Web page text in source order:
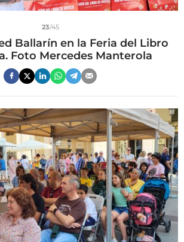
23/45
Ballarín en la Feria del Libro
Foto Mercedes Manterola